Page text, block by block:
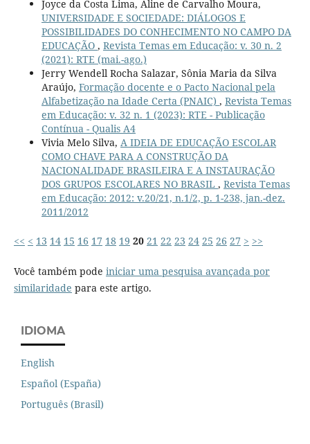
Joyce da Costa Lima, Aline de Carvalho Moura,
UNIVERSIDADE E SOCIEDADE: DIÁLOGOS E
POSSIBILIDADES DO CONHECIMENTO NO CAMPO DA
EDUCAÇÃO , Revista Temas em Educação: v. 30 n. 2
(2021): RTE (mai.-ago.)
Jerry Wendell Rocha Salazar, Sônia Maria da Silva
Araújo, Formação docente e o Pacto Nacional pela
Alfabetização na Idade Certa (PNAIC) , Revista Temas
em Educação: v. 32 n. 1 (2023): RTE - Publicação
Contínua - Qualis A4
Vivia Melo Silva, A IDEIA DE EDUCAÇÃO ESCOLAR
COMO CHAVE PARA A CONSTRUÇÃO DA
NACIONALIDADE BRASILEIRA E A INSTAURAÇÃO
DOS GRUPOS ESCOLARES NO BRASIL , Revista Temas
em Educação: 2012: v.20/21, n.1/2, p. 1-238, jan.-dez.
2011/2012
<< < 13 14 15 16 17 18 19 20 21 22 23 24 25 26 27 > >>
Você também pode iniciar uma pesquisa avançada por
similaridade para este artigo.
IDIOMA
English
Español (España)
Português (Brasil)